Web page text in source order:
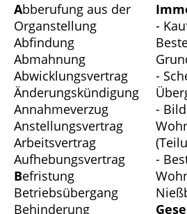
Abberufung aus der
Organstellung
Abfindung
Abmahnung
Abwicklungsvertrag
Änderungskündigung
Annahmeverzug
Anstellungsvertrag
Arbeitsvertrag
Aufhebungsvertrag
Befristung
Betriebsübergang
Behinderung
-
-
-
-